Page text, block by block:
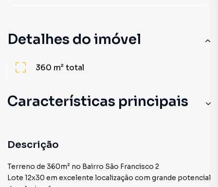
Detalhes do imóvel
360 m²total
Características principais
Descrição
Terreno de 360m² no Bairro São Francisco 2
Lote 12x30 em excelente localização com grande potencial